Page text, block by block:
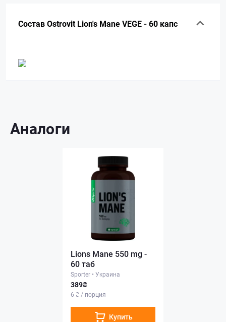
Состав Ostrovit Lion's Mane VEGE - 60 капс
Аналоги
Lions Mane 550 mg -
60 таб
Sporter • Украина
389₴
6 ₴ / порция
Купить